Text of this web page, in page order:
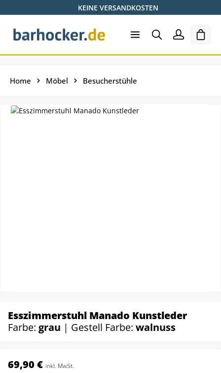
Zum Hauptinhalt springenKEINE VERSANDKOSTEN
Home Möbel Besucherstühle
Esszimmerstuhl Manado Kunstleder
Farbe: grau | Gestell Farbe: walnuss
69,90 € inkl. MwSt.